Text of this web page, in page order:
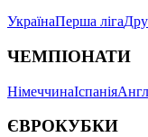
УкраїнаПерша ліга
ЧЕМПІОНАТИ
НімеччинаІспанія
ЄВРОКУБКИ